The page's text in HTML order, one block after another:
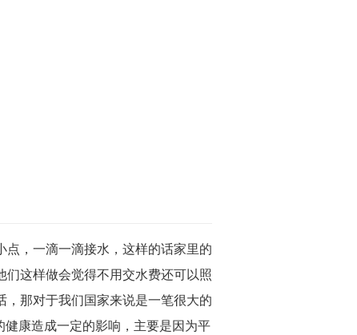
，一滴一滴接水，这样的话家里的
这样做会觉得不用交水费还可以照
那对于我们国家来说是一笔很大的
康造成一定的影响，主要是因为平